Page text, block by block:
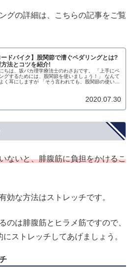
グの詳細は、こちらの記事をご覧
ードバイク】股関節で漕ぐペダリングとは?
法とコツを紹介!
ちは、坂バカ理学療法士のわさおです。 「上手にペ
グするためには、股関節を使いましょう！」 なんて
く耳にしますが 「そう言われても、股関節の使い方
2020.07.30
ないと、腓腹筋に負担をかけるこ
効な方法はストレッチです。
のは腓腹筋とヒラメ筋ですので、
ストレッチしてあげましょう。